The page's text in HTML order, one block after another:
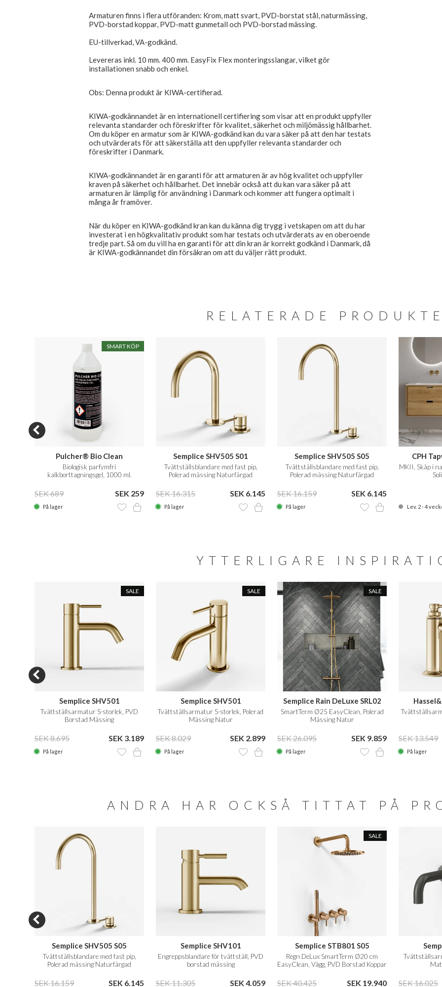
Armaturen finns i flera utföranden: Krom, matt svart, PVD-borstat stål, naturmässing,
PVD-borstad koppar, PVD-matt gunmetall och PVD-borstad mässing.
EU-tillverkad, VA-godkänd.
Levereras inkl. 10 mm. 400 mm. EasyFix Flex monteringsslangar, vilket gör
installationen snabb och enkel.
Obs: Denna produkt är KIWA-certifierad.
KIWA-godkännandet är en internationell certifiering som visar att en produkt uppfyller
relevanta standarder och föreskrifter för kvalitet, säkerhet och miljömässig hållbarhet.
Om du köper en armatur som är KIWA-godkänd kan du vara säker på att den har testats
och utvärderats för att säkerställa att den uppfyller relevanta standarder och
föreskrifter i Danmark.
KIWA-godkännandet är en garanti för att armaturen är av hög kvalitet och uppfyller
kraven på säkerhet och hållbarhet. Det innebär också att du kan vara säker på att
armaturen är lämplig för användning i Danmark och kommer att fungera optimalt i
många år framöver.
När du köper en KIWA-godkänd kran kan du känna dig trygg i vetskapen om att du har
investerat i en högkvalitativ produkt som har testats och utvärderats av en oberoende
tredje part. Så om du vill ha en garanti för att din kran är korrekt godkänd i Danmark, då
är KIWA-godkännandet din försäkran om att du väljer rätt produkt.
RELATERADE
SMART KÖP
Pulcher® Bio Clean
Biologisk parfymfri
kalkborttagningsgel, 1000 ml.
SEK 689 SEK 259
På lager
Semplice SHV505 S01
Tvättställsblandare med fast pip,
Polerad mässing Naturfärgad
SEK 16.315 SEK 6.145
På lager
Semplice SHV505 S05
Tvättställsblandare med fast pip,
Polerad mässing Naturfärgad
SEK 16.159 SEK 6.145
På lager
CPH
MKII, Skåp i
Lev. 2 - 4
YTTERLIGARE
SALE
Semplice SHV501
Tvättställsarmatur S-storlek, PVD
Borstad Mässing
SEK 8.695 SEK 3.189
På lager
SALE
Semplice SHV501
Tvättställsarmatur S-storlek, Polerad
Mässing Natur
SEK 8.029 SEK 2.899
På lager
SALE
Semplice Rain DeLuxe SRL02
SmartTerm Ø25 EasyClean, Polerad
Mässing Natur
SEK 26.095 SEK 9.859
På lager
SEK 13.549
På lager
ANDRA HAR OCKSÅ TITTAT PÅ
Semplice SHV505 S05
Tvättställsblandare med fast pip,
Polerad mässing Naturfärgad
SEK 16.159 SEK 6.145
Semplice SHV101
Engreppsblandare för tvättställ, PVD
borstad mässing
SEK 11.305 SEK 4.059
SALE
Semplice STB801 S05
Regn DeLux SmartTerm Ø20 cm
EasyClean, Vägg, PVD Borstad Koppar
SEK 40.425 SEK 19.940 SEK 16.025